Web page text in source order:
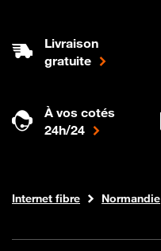
Livraison
gratuite
À vos cotés
24h/24
Boutique Orange
Internet fibre Normandie